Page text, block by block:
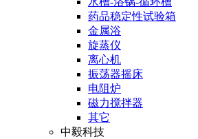
药品稳定性试验箱
金属浴
旋蒸仪
离心机
振荡器摇床
电阻炉
磁力搅拌器
其它
中毅科技